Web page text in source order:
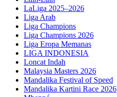
LaLiga 2025–2026
Liga Arab
Liga Champions
Liga Champions 2026
Liga Eropa Memanas
LIGA INDONESIA
Loncat Indah
Malaysia Masters 2026
Mandalika Festival of Speed
Mandalika Kartini Race 2026